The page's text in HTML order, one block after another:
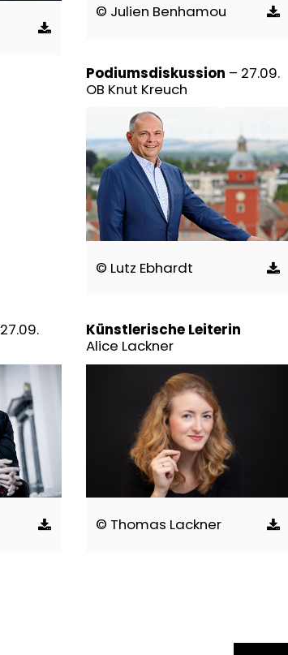
© Julien Benhamou
Podiumsdiskussion – 27.09.
OB Knut Kreuch
© Lutz Ebhardt
Künstlerische Leiterin
Alice Lackner
© Thomas Lackner